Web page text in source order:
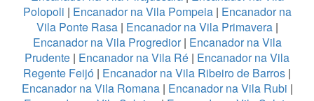
Polopoli | Encanador na Vila Pompeia| Encanador na
Vila Ponte Rasa| Encanador na Vila Primavera|
Encanador na Vila Progredior| Encanador na Vila
Prudente | Encanador na Vila Ré | Encanador na Vila
Regente Feijó | Encanador na Vila Ribeiro de Barros |
Encanador na Vila Romana| Encanador na Vila Rubi |